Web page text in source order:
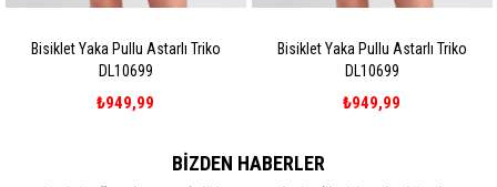
Bisiklet Yaka Pullu Astarlı Triko
DL10699
₺949,99
Bisiklet Yaka Pullu Astarlı Triko
DL10699
₺949,99
BIZDEN HABERLER